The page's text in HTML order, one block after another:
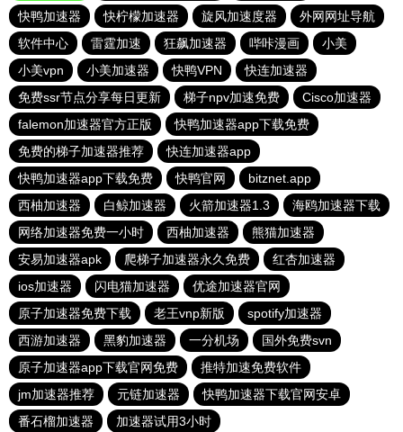
快鸭加速器
快柠檬加速器 旋风加速度器
外网网址导航
软件中心
雷霆加速 狂飙加速器 哔咔漫画
小美
小美vpn
小美加速器 快鸭VPN
快连加速器
免费ssr节点分享每日更新
梯子npv加速免费
Cisco加速器
falemon加速器官方正版
快鸭加速器app下载免费
免费的梯子加速器推荐
快连加速器app
快鸭加速器app下载免费
快鸭官网
bitznet.app
西柚加速器
白鲸加速器 火箭加速器1.3
海鸥加速器下载
网络加速器免费一小时
西柚加速器
熊猫加速器
安易加速器apk
爬梯子加速器永久免费
红杏加速器
ios加速器
闪电猫加速器
优途加速器官网
原子加速器免费下载
老王vnp新版
spotify加速器
西游加速器
黑豹加速器 一分机场
国外免费svn
原子加速器app下载官网免费
推特加速免费软件
jm加速器推荐
元链加速器
快鸭加速器下载官网安卓
番石榴加速器
加速器试用3小时